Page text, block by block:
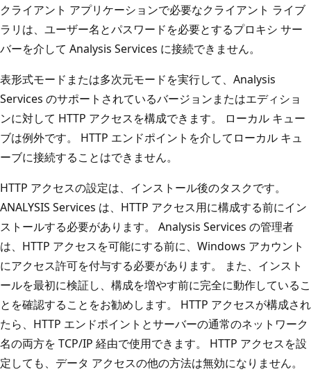
クライアント アプリケーションで必要なクライアント ライブ
ラリは、ユーザー名とパスワードを必要とするプロキシ サー
バーを介して Analysis Services に接続できません。
表形式モードまたは多次元モードを実行して、Analysis
Services のサポートされているバージョンまたはエディショ
ンに対して HTTP アクセスを構成できます。 ローカル キュー
ブは例外です。 HTTP エンドポイントを介してローカル キュ
ーブに接続することはできません。
HTTP アクセスの設定は、インストール後のタスクです。
ANALYSIS Services は、HTTP アクセス用に構成する前にイン
ストールする必要があります。 Analysis Services の管理者
は、HTTP アクセスを可能にする前に、Windows アカウント
にアクセス許可を付与する必要があります。 また、インスト
ールを最初に検証し、構成を増やす前に完全に動作しているこ
とを確認することをお勧めします。 HTTP アクセスが構成され
たら、HTTP エンドポイントとサーバーの通常のネットワーク
名の両方を TCP/IP 経由で使用できます。 HTTP アクセスを設
定しても、データ アクセスの他の方法は無効になりません。